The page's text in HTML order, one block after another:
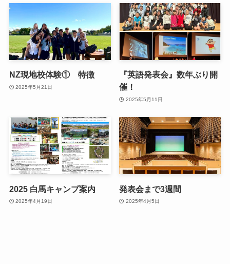
NZ現地校体験① 特徴
2025年5月21日
『英語発表会』数年ぶり開
催！
2025年5月11日
2025 白馬キャンプ案内
2025年4月19日
発表会まで3週間
2025年4月5日